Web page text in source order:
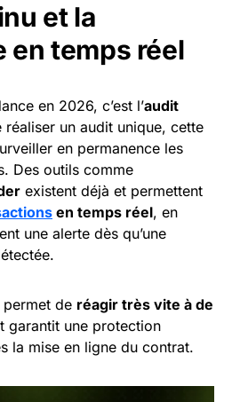
et la
en temps réel
en 2026, c’est l’audit
réaliser un audit unique, cette
en permanence les
Des outils comme
existent déjà et permettent
en temps réel, en
une alerte dès qu’une
de réagir très vite à de
garantit une protection
la mise en ligne du contrat.